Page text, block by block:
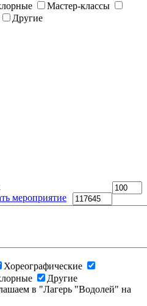
Мастер-классы
Другие
мероприятие
Хореографические
Другие
в "Лагерь "Водолей" на